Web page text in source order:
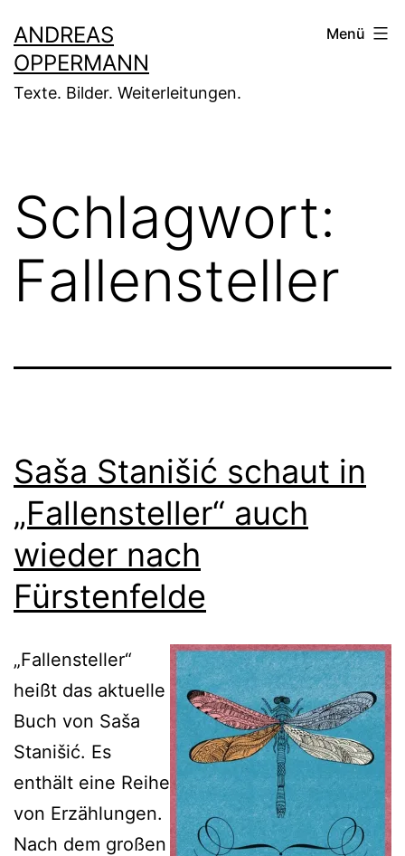
Inhalt
springen
ANDREAS
OPPERMANN
Texte. Bilder. Weiterleitungen.
Menü
Schlagwort:
Fallensteller
Saša Stanišić schaut in
„Fallensteller“ auch
wieder nach
Fürstenfelde
„Fallensteller“
heißt das aktuelle
Buch von Saša
Stanišić. Es
enthält eine Reihe
von Erzählungen.
Nach dem großen